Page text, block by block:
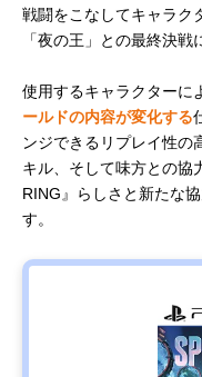
戦闘をこなしてキャラク
「夜の王」との最終決戦
使用するキャラクターに
ールドの内容が変化する
ンジできるリプレイ性の
キル、そして味方との協
RING』らしさと新たな
す。